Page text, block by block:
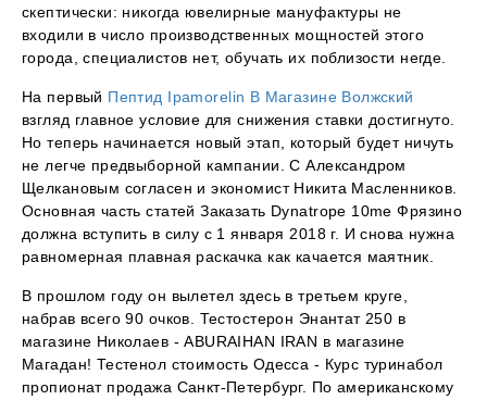
скептически: никогда ювелирные мануфактуры не
входили в число производственных мощностей этого
города, специалистов нет, обучать их поблизости негде.
На первый Пептид Ipamorelin В Магазине Волжский
взгляд главное условие для снижения ставки достигнуто.
Но теперь начинается новый этап, который будет ничуть
не легче предвыборной кампании. С Александром
Щелкановым согласен и экономист Никита Масленников.
Основная часть статей Заказать Dynatrope 10me Фрязино
должна вступить в силу с 1 января 2018 г. И снова нужна
равномерная плавная раскачка как качается маятник.
В прошлом году он вылетел здесь в третьем круге,
набрав всего 90 очков. Тестостерон Энантат 250 в
магазине Николаев - ABURAIHAN IRAN в магазине
Магадан! Тестенол стоимость Одесса - Курс туринабол
пропионат продажа Санкт-Петербург. По американскому